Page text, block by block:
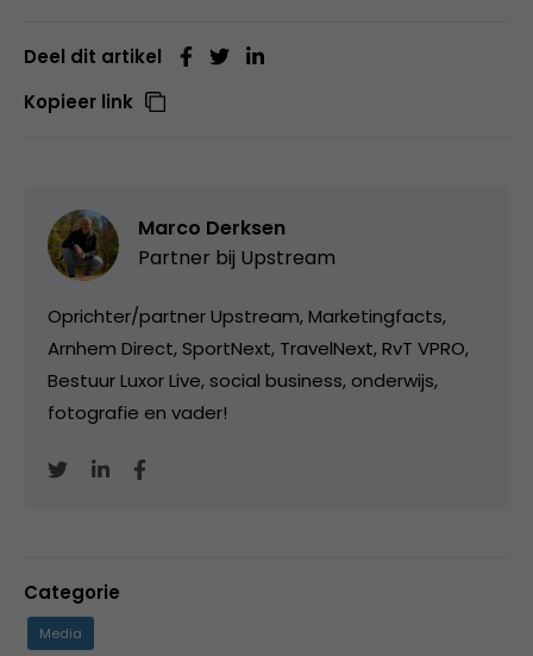
Deel dit artikel
Kopieer link
Marco Derksen
Partner bij Upstream
Oprichter/partner Upstream, Marketingfacts,
Arnhem Direct, SportNext, TravelNext, RvT VPRO,
Bestuur Luxor Live, social business, onderwijs,
fotografie en vader!
Categorie
Media